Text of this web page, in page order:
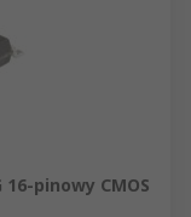
pinowy CMOS